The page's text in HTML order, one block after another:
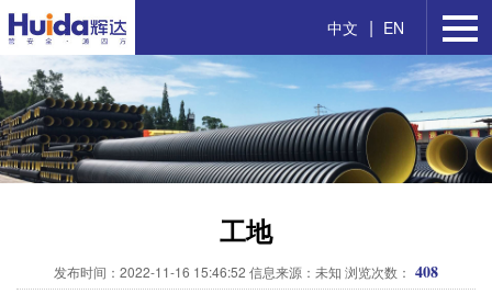
中文 | EN
工地
发布时间：2022-11-16 15:46:52 信息来源：未知 浏览次数： 408